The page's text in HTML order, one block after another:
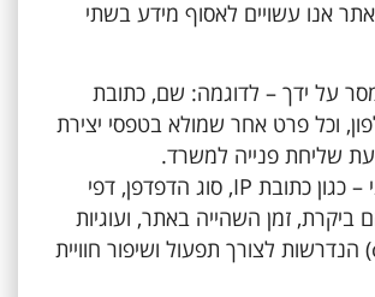
אנו עשויים לאסוף מידע בשתי
על ידך – לדוגמה: שם, כתובת
וכל פרט אחר שמולא בטפסי יצירת
שליחת פנייה למשרד.
מידע טכני – כגון כתובת IP, סוג הדפדפן, דפי
זמן השהייה באתר, ועוגיות
(cookies) הנדרשות לצורך תפעול ושיפור חוויית